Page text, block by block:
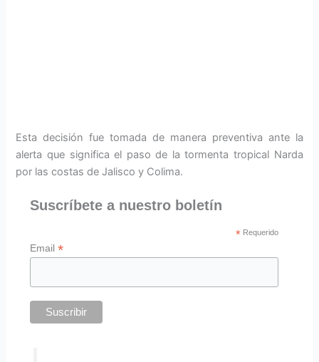
Esta decisión fue tomada de manera preventiva ante la
alerta que significa el paso de la tormenta tropical Narda
por las costas de Jalisco y Colima.
Suscríbete a nuestro boletín
* Requerido
Email*